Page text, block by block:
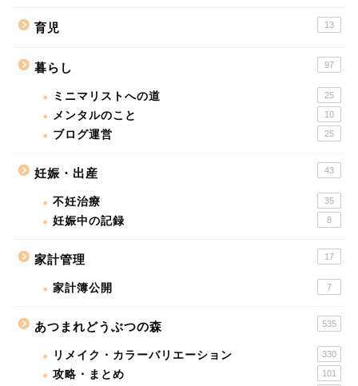
育児 13
暮らし 97
ミニマリストへの道 25
メンタルのこと 10
ブログ運営 25
妊娠・出産 43
不妊治療 35
妊娠中の記録 8
家計管理 17
家計簿公開 7
あつまれどうぶつの森 535
リメイク・カラーバリエーション 330
攻略・まとめ 101